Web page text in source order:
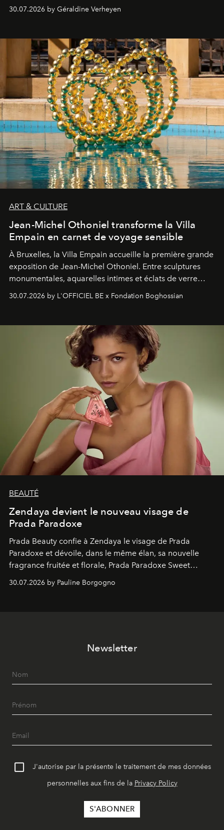
30.07.2026 by Géraldine Verheyen
ART & CULTURE
Jean-Michel Othoniel transforme la Villa
Empain en carnet de voyage sensible
À Bruxelles, la Villa Empain accueille la première grande
exposition de Jean-Michel Othoniel. Entre sculptures
monumentales, aquarelles intimes et éclats de verre
émotionnel où chaque œuvre devient le souvenir
émerveillement.
30.07.2026 by L'OFFICIEL BE x Fondation Boghossian
BEAUTÉ
Zendaya devient le nouveau visage de
Prada Paradoxe
Prada Beauty confie à Zendaya le visage de Prada
Paradoxe et dévoile, dans le même élan, sa nouvelle
fragrance fruitée et florale, Prada Paradoxe Sweet
30.07.2026 by Pauline Borgogno
Newsletter
J'autorise par la présente le traitement de mes données
personnelles aux fins de la Privacy Policy